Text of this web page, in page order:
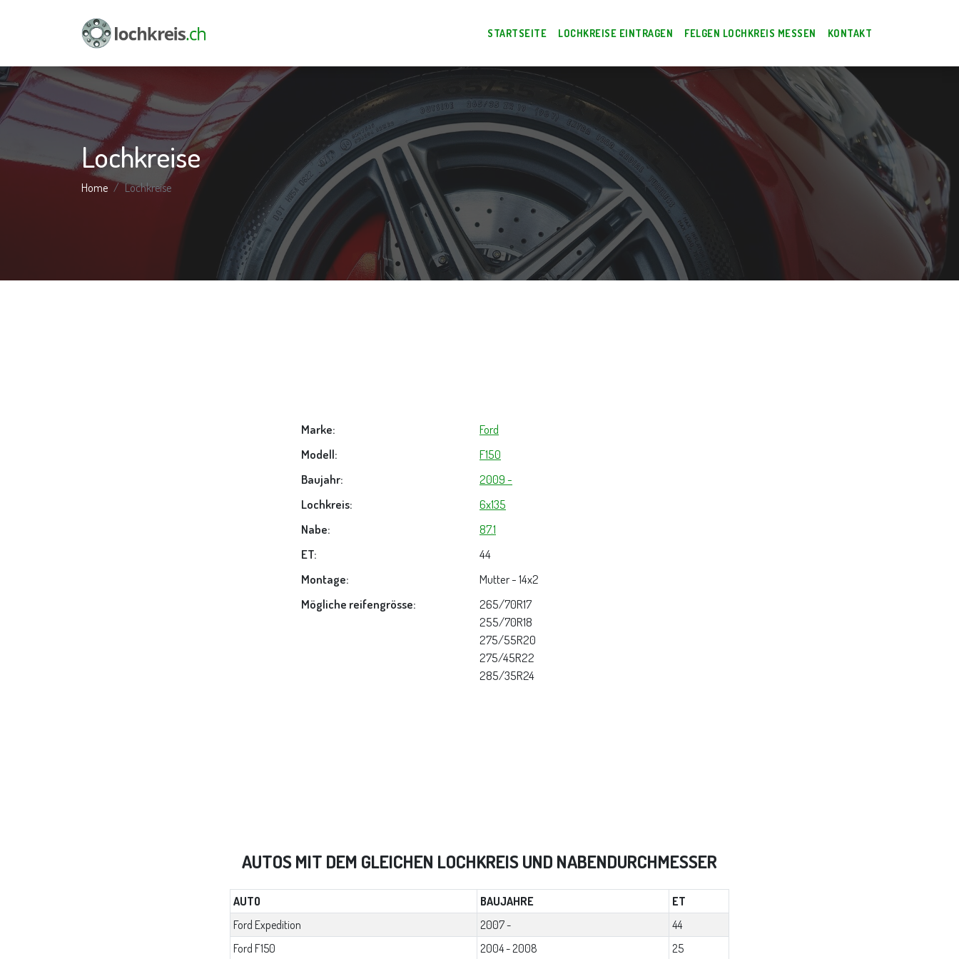
STARTSEITE LOCHKREISE EINTRAGEN FELGEN LOCHKREIS MESSEN KONTAKT
Lochkreise
Home Lochkreise
Marke:
Ford
Modell:
F150
Baujahr:
2009 -
Lochkreis:
6x135
Nabe:
87.1
ET:
44
Montage:
Mutter - 14x2
Mögliche reifengrösse:
265/70R17
255/70R18
275/55R20
275/45R22
285/35R24
AUTOS MIT DEM GLEICHEN LOCHKREIS UND NABENDURCHMESSER
AUTO BAUJAHRE
ET
Ford Expedition
2007 -
44
Ford F150
2004 - 2008 25